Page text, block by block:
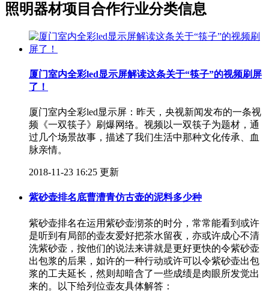
照明器材项目合作行业分类信息
厦门室内全彩led显示屏解读这条关于“筷子”的视频刷屏
了！
厦门室内全彩led显示屏：昨天，央视新闻发布的一条视
频《一双筷子》刷爆网络。视频以一双筷子为题材，通
过几个场景故事，描述了我们生活中那种文化传承、血
脉亲情。
2018-11-23 16:25 更新
紫砂壶排名底曹漕青仿古壶的泥料多少种
紫砂壶排名在运用紫砂壶沏茶的时分，常常能看到或许
是听到有局部的壶友爱好把茶水留夜，亦或许成心不清
洗紫砂壶，按他们的说法来讲就是更好更快的令紫砂壶
出包浆的后果，如许的一种行动或许可以令紫砂壶出包
浆的工夫延长，然则却暗含了一些成绩是肉眼所发觉出
来的。以下给列位壶友具体解答：